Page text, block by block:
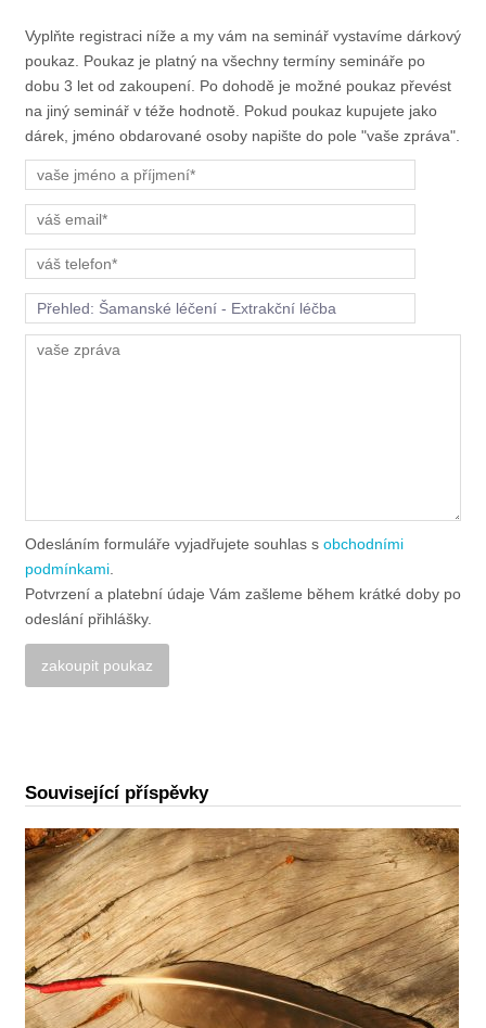
Vyplňte registraci níže a my vám na seminář vystavíme dárkový
poukaz. Poukaz je platný na všechny termíny semináře po
dobu 3 let od zakoupení. Po dohodě je možné poukaz převést
na jiný seminář v téže hodnotě. Pokud poukaz kupujete jako
dárek, jméno obdarované osoby napište do pole "vaše zpráva".
Odesláním formuláře vyjadřujete souhlas s obchodními
podmínkami.
Potvrzení a platební údaje Vám zašleme během krátké doby po
odeslání přihlášky.
Související příspěvky